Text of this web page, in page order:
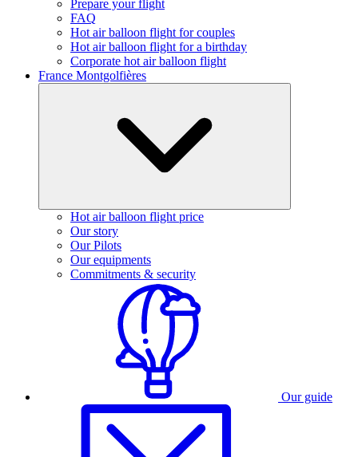
Prepare your flight
FAQ
Hot air balloon flight for couples
Hot air balloon flight for a birthday
Corporate hot air balloon flight
France Montgolfières
Hot air balloon flight price
Our story
Our Pilots
Our equipments
Commitments & security
Our guide